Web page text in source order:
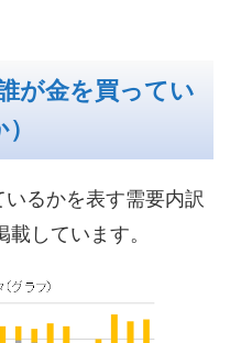
が金を買ってい
るかを表す需要内訳
しています。